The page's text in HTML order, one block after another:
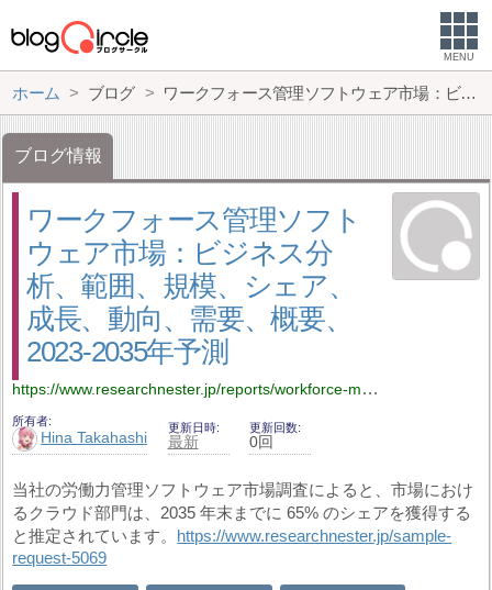
MENU
ホーム ブログ ワークフォース管理ソフトウェア市場：ビジネス分析、範囲、規模、シェア、成長、動向、需要、概要、2023-2035年予測
ブログ情報
ワークフォース管理ソフト
ウェア市場：ビジネス分
析、範囲、規模、シェア、
成長、動向、需要、概要、
2023-2035年予測
https://www.researchnester.jp/reports/workforce-management-software-market/5069
所有者
Hina Takahashi
更新日時
最新
更新回数
0回
当社の労働力管理ソフトウェア市場調査によると、市場におけ
るクラウド部門は、2035 年末までに 65% のシェアを獲得する
と推定されています。 https://www.researchnester.jp/sample-
request-5069